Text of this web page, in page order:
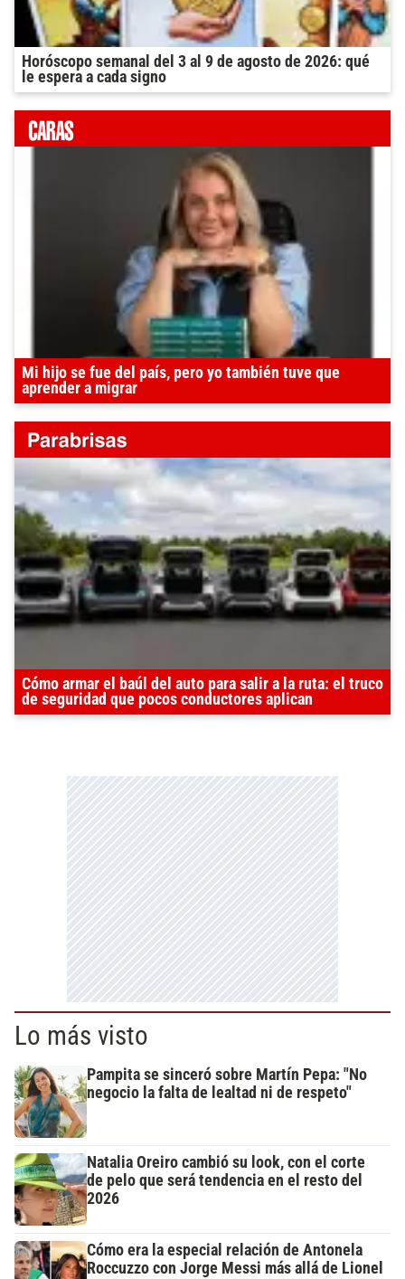
Horóscopo semanal del 3 al 9 de agosto de 2026: qué
le espera a cada signo
Mi hijo se fue del país, pero yo también tuve que
aprender a migrar
Cómo armar el baúl del auto para salir a la ruta: el truco
de seguridad que pocos conductores aplican
Lo más visto
Pampita se sinceró sobre Martín Pepa: "No
negocio la falta de lealtad ni de respeto"
Natalia Oreiro cambió su look, con el corte
de pelo que será tendencia en el resto del
2026
Cómo era la especial relación de Antonela
Roccuzzo con Jorge Messi más allá de Lionel